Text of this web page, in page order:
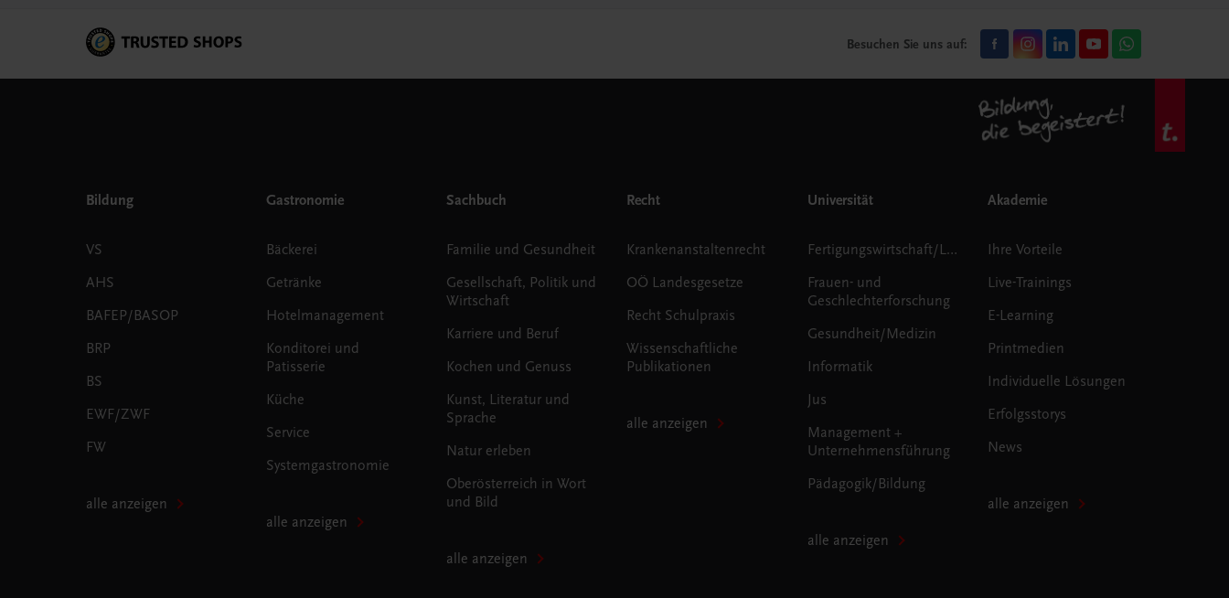
Besuchen Sie uns auf:
Bildung
VS
AHS
BAFEP/BASOP
BRP
BS
EWF/ZWF
FW
alle anzeigen
Gastronomie
Bäckerei
Getränke
Hotelmanagement
Konditorei und
Patisserie
Küche
Service
Systemgastronomie
alle anzeigen
Sachbuch
Familie und Gesundheit
Gesellschaft, Politik und
Wirtschaft
Karriere und Beruf
Kochen und Genuss
Kunst, Literatur und
Sprache
Natur erleben
Oberösterreich in Wort
und Bild
alle anzeigen
Recht
Krankenanstaltenrecht
OÖ Landesgesetze
Recht Schulpraxis
Wissenschaftliche
Publikationen
alle anzeigen
Universität
Fertigungswirtschaft/Logistik
Frauen- und
Geschlechterforschung
Gesundheit/Medizin
Informatik
Jus
Management +
Unternehmensführung
Pädagogik/Bildung
alle anzeigen
Akademie
Ihre Vorteile
Live-Trainings
E-Learning
Printmedien
Individuelle Lösungen
Erfolgsstorys
News
alle anzeigen